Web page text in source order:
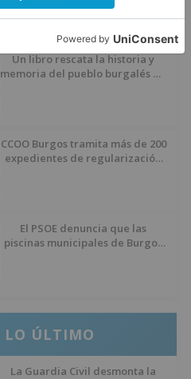
proceso de realojo
Un libro rescata la historia y
memoria del pueblo burgalés de
CCOO Burgos tramita más de 200
expedientes de regularización
El PSOE denuncia que las
piscinas municipales de Burgos
LO ÚLTIMO
La Guardia Civil desmonta la